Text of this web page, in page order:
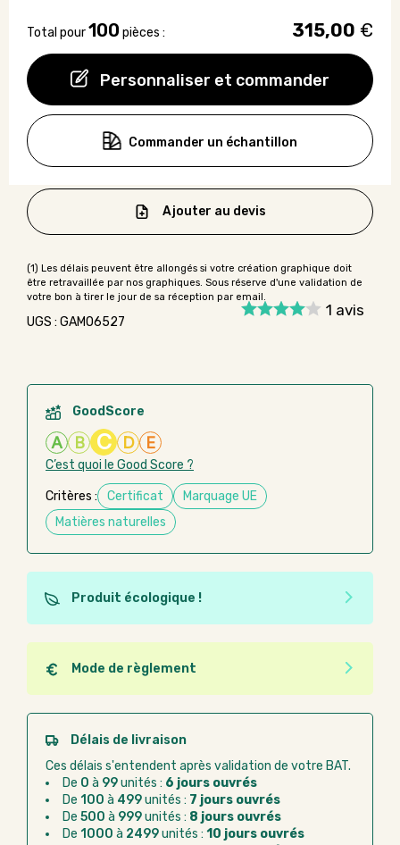
Personnaliser et commander
Total pour100 pièces : 315,00 €
Commander un échantillon
1 avis
Ajouter au devis
UGS : GAMO6527
GoodScore
A B C D E
C’est quoi le Good Score ?
Critères : Certificat
Marquage UE
Matières naturelles
Produit écologique !
Ce produit est éco-conçu, il a été fabriqué à partir de
matériaux recyclés ou recyclables. Ces produits
peuvent plus facilement obtenir une seconde vie
après utilisation. L'origine de fabrication du produit
n'entre pas dans les critères d'éco-conception.
Mode de règlement
Quel que soit le mode de règlement, vous pouvez
passer commande en ligne sur Good Act.
Paiement CB :paiement sécurisé par carte
Virement bancaire :règlement sur facture
après la commande
Chorus Pro :règlement par mandat
administratif après la commande
Délais de livraison
Ces délais s'entendent après validation de votre BAT.
De 0 à 99unités : 6 jours ouvrés
De 100 à 499unités : 7 jours ouvrés
De 500 à 999unités : 8 jours ouvrés
De 1000 à 2499unités : 10 jours ouvrés